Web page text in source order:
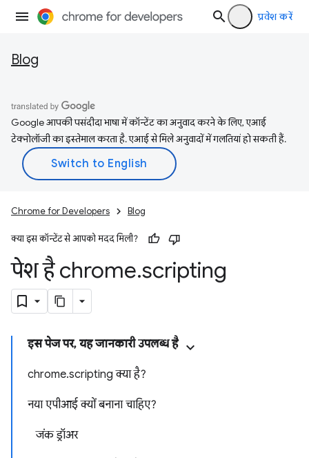
प्रवेश करें
Blog
Google आपकी पसंदीदा भाषा में कॉन्टेंट का अनुवाद करने के लिए, एआई
टेक्नोलॉजी का इस्तेमाल करता है. एआई से मिले अनुवादों में गलतियां हो सकती हैं.
Chrome for Developers Blog
क्या इस कॉन्टेंट से आपको मदद मिली?
पेश है chrome.scripting
इस पेज पर, यह जानकारी उपलब्ध है
chrome.scripting क्या है?
नया एपीआई क्यों बनाना चाहिए?
जंक ड्रॉअर